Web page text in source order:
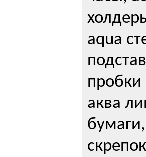
aqua
пробки
аква